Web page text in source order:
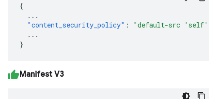
{
...
"content_security_policy" :
"default-src 'self'"
...
}
Manifest V3